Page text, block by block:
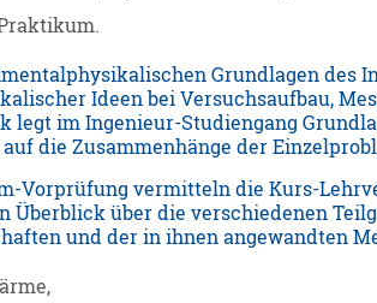
Grundlagen des
Ideen bei Versuchsaufbau,
legt im Ingenieur-Studiengang
die Zusammenhänge der
Vorprüfung vermitteln die Kurs-
Überblick über die verschiedenen
und der in ihnen angewandten